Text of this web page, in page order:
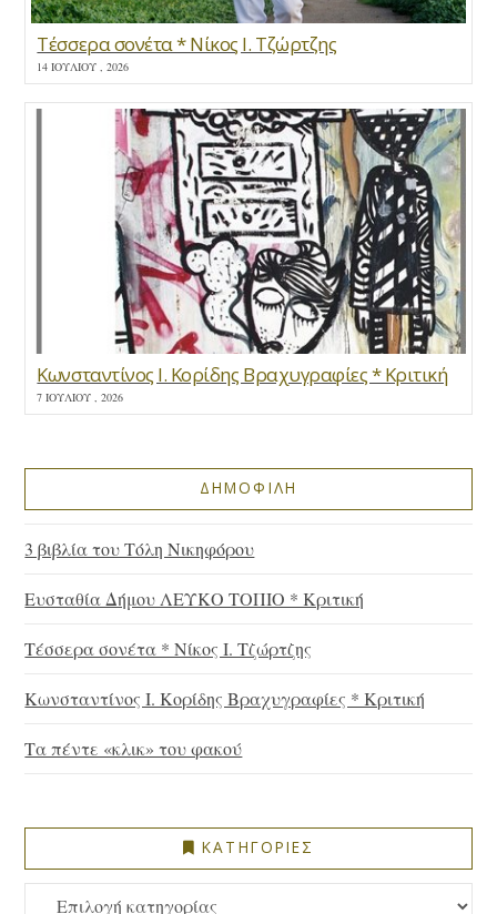
Τέσσερα σονέτα * Νίκος Ι. Τζώρτζης
14 ΙΟΥΛΊΟΥ , 2026
Κωνσταντίνος Ι. Κορίδης Βραχυγραφίες * Κριτική
7 ΙΟΥΛΊΟΥ , 2026
ΔΗΜΟΦΙΛΗ
3 βιβλία του Τόλη Νικηφόρου
Ευσταθία Δήμου ΛΕΥΚΟ ΤΟΠΙΟ * Κριτική
Τέσσερα σονέτα * Νίκος Ι. Τζώρτζης
Κωνσταντίνος Ι. Κορίδης Βραχυγραφίες * Κριτική
Τα πέντε «κλικ» του φακού
ΚΑΤΗΓΟΡΙΕΣ
ΚΑΤΗΓΟΡΙΕΣ